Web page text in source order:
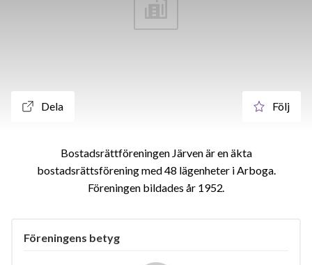
Dela Följ
Bostadsrättföreningen Järven är en äkta
bostadsrättsförening med 48 lägenheter i Arboga.
Föreningen bildades år 1952
Föreningens betyg